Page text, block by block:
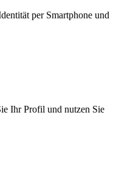
per Smartphone und
Ihr Profil und nutzen Sie